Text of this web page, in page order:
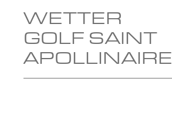
WETTER
GOLF SAINT
APOLLINAIRE